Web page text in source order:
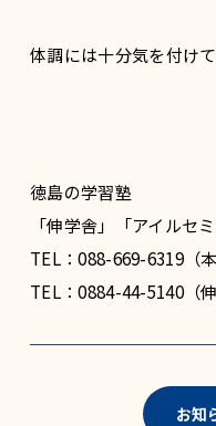
体調には十分気を付け
徳島の学習塾
「伸学舎」「アイルセミ
TEL：088-669-6319（
TEL：0884-44-5140（
お知